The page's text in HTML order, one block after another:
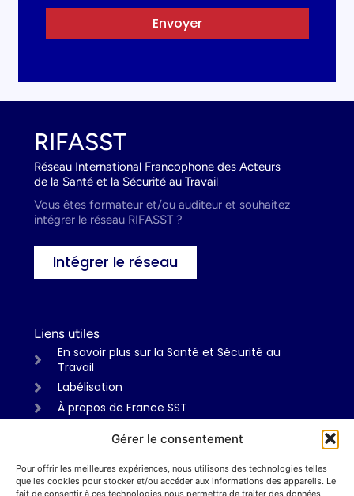
Gérer le consentement
Pour offrir les meilleures expériences, nous utilisons des technologies telles
que les cookies pour stocker et/ou accéder aux informations des appareils. Le
fait de consentir à ces technologies nous permettra de traiter des données
Envoyer
RIFASST
Réseau International Francophone des Acteurs
de la Santé et la Sécurité au Travail
Vous êtes formateur et/ou auditeur et souhaitez
intégrer le réseau RIFASST ?
Intégrer le réseau
Liens utiles
En savoir plus sur la Santé et Sécurité au
Travail
Labélisation
À propos de France SST
Informations
Mentions légales